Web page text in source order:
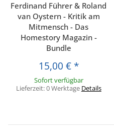
Ferdinand Führer & Roland
van Oystern - Kritik am
Mitmensch - Das
Homestory Magazin -
Bundle
15,00 € *
Sofort verfügbar
Lieferzeit:0 Werktage Details